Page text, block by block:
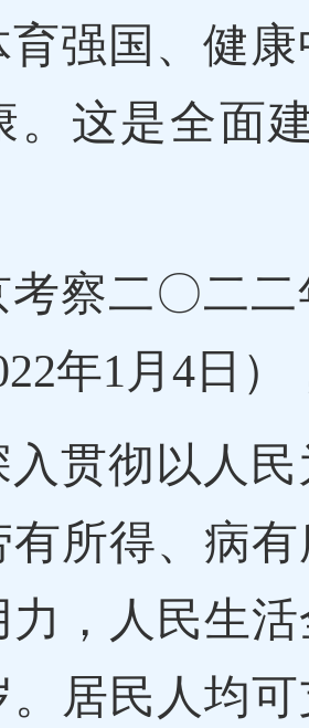
育强国、健
。这是全面
考察二〇二
年1月4日
入贯彻以人
有所得、病
力，人民生
。居民人均